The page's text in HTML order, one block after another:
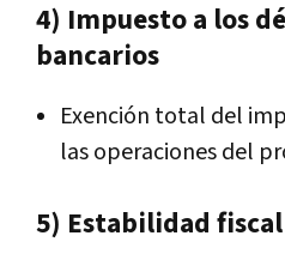
4) Impuesto a los
bancarios
Exención total del
las operaciones del
5) Estabilidad fiscal